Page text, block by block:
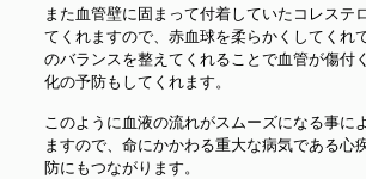
また血管壁に固まって付着していたコレステ
てくれますので、赤血球を柔らかくしてくれ
のバランスを整えてくれることで血管が傷付
化の予防もしてくれます。
このように血液の流れがスムーズになる事に
ますので、命にかかわる重大な病気である心
防にもつながります。